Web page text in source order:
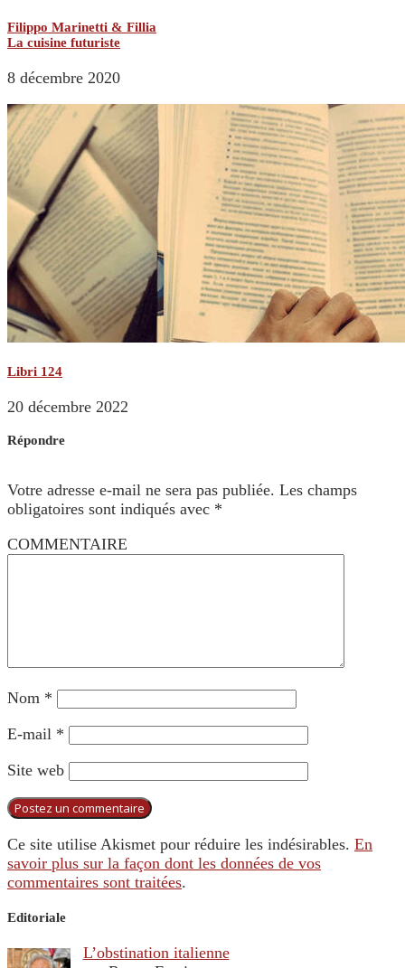
Filippo Marinetti & Fillia
La cuisine futuriste
8 décembre 2020
Libri 124
20 décembre 2022
Répondre
Votre adresse e-mail ne sera pas publiée. Les champs
obligatoires sont indiqués avec *
COMMENTAIRE
Nom *
E-mail *
Site web
Ce site utilise Akismet pour réduire les indésirables. En
savoir plus sur la façon dont les données de vos
commentaires sont traitées.
Editoriale
L’obstination italienne